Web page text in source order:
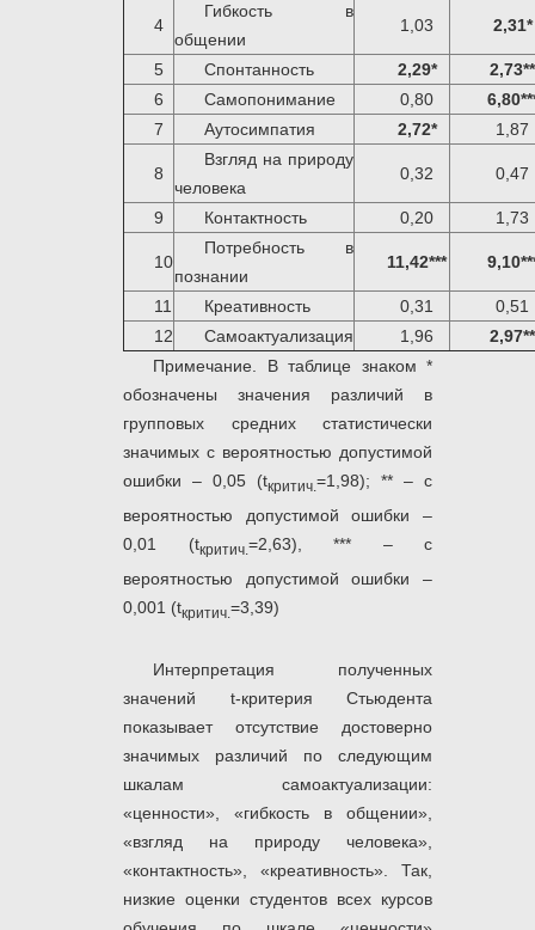
4
Гибкость в
общении
1,03 2,31*
5 Спонтанность 2,29*
2,73**
6
Самопонимание 0,80
7
Аутосимпатия 2,72* 1,87
8
Взгляд на природу
человека
0,32 0,47
9 Контактность 0,20 1,73
10
Потребность в
познании
11,42***
11 Креативность 0,31
0,51
12
Самоактуализация 1,96
2,97**
Примечание. В таблице знаком *
обозначены значения различий в
групповых средних статистически
значимых с вероятностью допустимой
ошибки – 0,05 (tкритич. =1,98); ** – с
вероятностью допустимой ошибки –
0,01 (tкритич. =2,63), *** – с
вероятностью допустимой ошибки –
0,001 (tкритич. =3,39)
Интерпретация полученных
значений t-критерия Стьюдента
показывает отсутствие достоверно
значимых различий по следующим
шкалам самоактуализации:
«ценности», «гибкость в общении»,
«взгляд на природу человека»,
«контактность», «креативность». Так,
низкие оценки студентов всех курсов